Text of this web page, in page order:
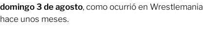
domingo 3 de agosto, como ocurrió en Wrestlemania
hace unos meses.